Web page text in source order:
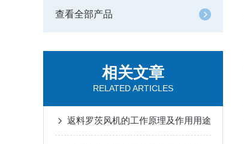
查看全部产品
相关文章
RELATED ARTICLES
返料罗茨风机的工作原理及作用用途